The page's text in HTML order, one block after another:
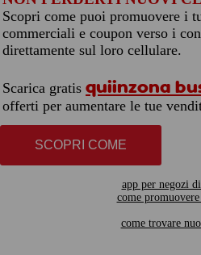
Scopri come puoi promuovere i
commerciali e coupon verso i
direttamente sul loro cellulare.
Scarica gratis quiinzona
offerti per aumentare le tue
SCOPRI COME
app per negozi
come
come trovare